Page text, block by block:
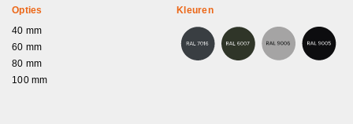
Opties
40 mm
60 mm
80 mm
100 mm
Kleuren